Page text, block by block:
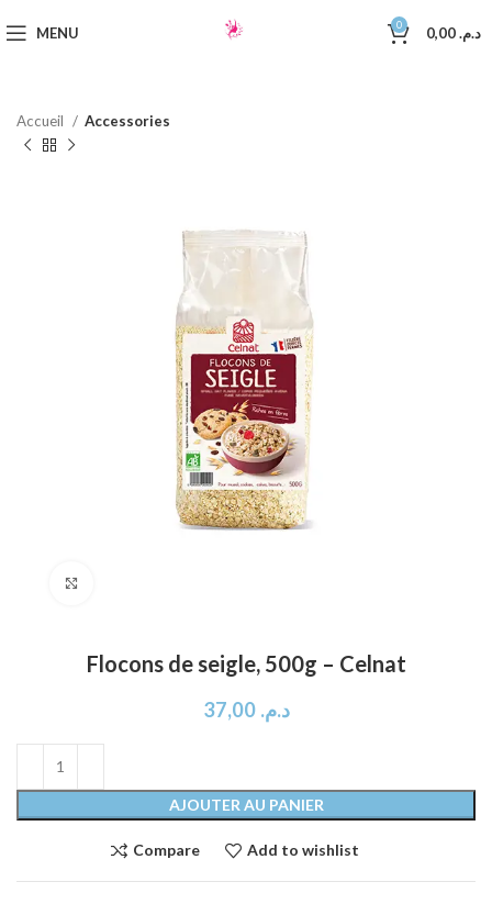
MENU 0 د.م.
Accueil Accessories
Flocons de seigle, 500g – Celnat
د.م. 37,00
AJOUTER AU PANIER
Compare Add to wishlist